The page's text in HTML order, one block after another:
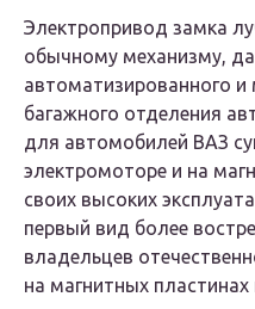
Электропривод замка
обычному механизму,
автоматизированного и
багажного отделения
для автомобилей ВАЗ
электромоторе и на
своих высоких
первый вид более
владельцев
на магнитных